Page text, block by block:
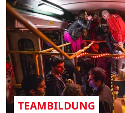
TEAMBILDUNG